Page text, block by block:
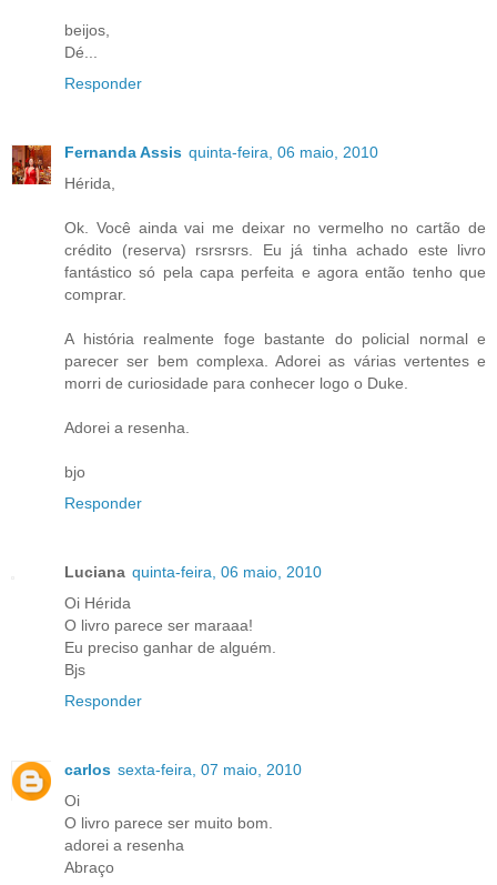
beijos,
Dé...
Responder
Fernanda Assis quinta-feira, 06 maio, 2010
Hérida,
Ok. Você ainda vai me deixar no vermelho no cartão de
crédito (reserva) rsrsrsrs. Eu já tinha achado este livro
fantástico só pela capa perfeita e agora então tenho que
comprar.
A história realmente foge bastante do policial normal e
parecer ser bem complexa. Adorei as várias vertentes e
morri de curiosidade para conhecer logo o Duke.
Adorei a resenha.
bjo
Responder
Luciana quinta-feira, 06 maio, 2010
Oi Hérida
O livro parece ser maraaa!
Eu preciso ganhar de alguém.
Bjs
Responder
carlos sexta-feira, 07 maio, 2010
Oi
O livro parece ser muito bom.
adorei a resenha
Abraço